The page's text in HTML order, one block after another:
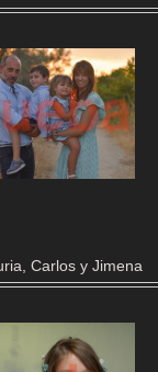
Carlos y Jimena